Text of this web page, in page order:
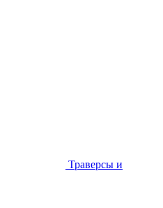
Траверсы и